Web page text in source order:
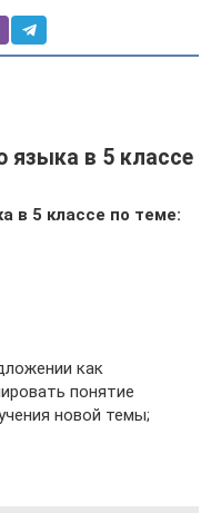
языка в 5 классе
в 5 классе по теме:
как
понятие
новой темы;